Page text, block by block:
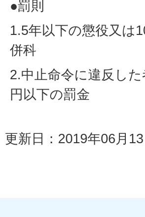
●罰則
1.5年以下の懲役又は
併科
2.中止命令に違反し
円以下の罰金
更新日：2019年06月13